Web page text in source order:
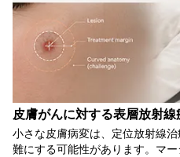
皮膚がんに対する表層放射
小さな皮膚病変は、定位放射線
難にする可能性があります。マー